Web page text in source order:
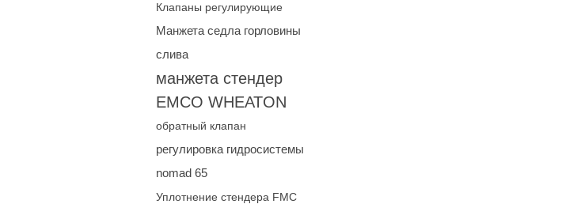
Клапаны регулирующие
Манжета седла горловины
слива
манжета стендер
EMCO WHEATON
обратный клапан
регулировка гидросистемы
nomad 65
Уплотнение стендера FMC